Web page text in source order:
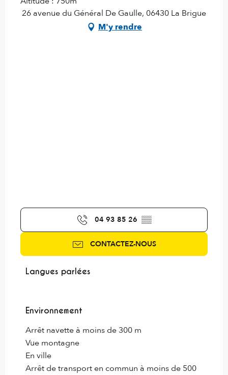
26 avenue du Général De Gaulle, 06430 La Brigue
M'y rendre
04 93 85 26 ▒▒
CONTACTEZ-NOUS
Langues parlées
Langues parlées
Environnement
Environnement
Arrêt navette à moins de 300 m
Vue montagne
En ville
Arrêt de transport en commun à moins de 500